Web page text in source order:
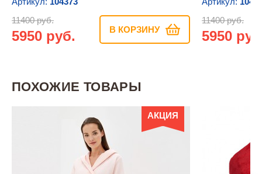
11400 руб.
5950 руб. В КОРЗИНУ
11400 руб.
5950
ПОХОЖИЕ ТОВАРЫ
АКЦИЯ